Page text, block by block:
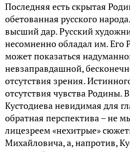
Последняя есть скрытая
обетованная русского
высший дар. Русский
несомненно обладал им. Его
может показаться
невзаправдашной,
отсутствия зрения.
отсутствия чувства Родины.
Кустодиева невидимая для
обратная перспектива – не
лицезреем «нехитрые»
Михайловича, а, напротив,